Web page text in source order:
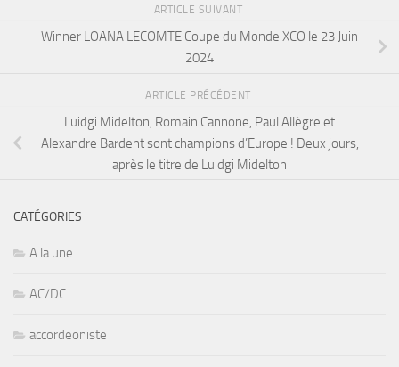
ARTICLE SUIVANT
Winner LOANA LECOMTE Coupe du Monde XCO le 23 Juin
2024
ARTICLE PRÉCÉDENT
Luidgi Midelton, Romain Cannone, Paul Allègre et
Alexandre Bardent sont champions d’Europe ! Deux jours,
après le titre de Luidgi Midelton
CATÉGORIES
A la une
AC/DC
accordeoniste